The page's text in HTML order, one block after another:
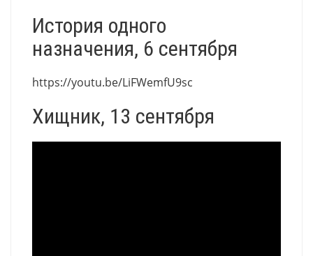
История одного
назначения, 6 сентября
https://youtu.be/LiFWemfU9sc
Хищник, 13 сентября